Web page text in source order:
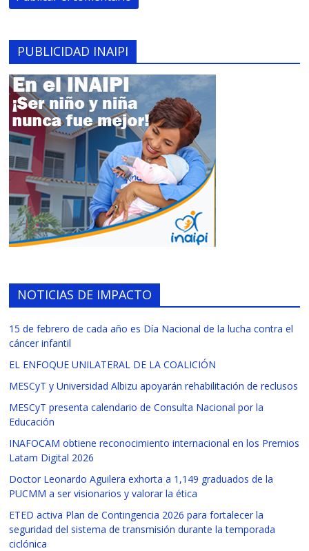
PUBLICIDAD INAIPI
NOTICIAS DE IMPACTO
15 de febrero de cada año es Día Nacional de la lucha contra el
cáncer infantil
EL ENFOQUE UNILATERAL DE LA COALICIÓN
MESCyT y Universidad Albizu apoyarán rehabilitación de reclusos
MESCyT presenta calendario de Consulta Nacional por la
Educación
INAFOCAM obtiene reconocimiento internacional en los Premios
Latam Digital 2026
Doctor Leonardo Aguilera exhorta a 1,149 graduados de la
PUCMM a ser visionarios y valorar la ética
ETED activa Plan de Contingencia 2026 para fortalecer la
seguridad del sistema de transmisión durante la temporada
ciclónica